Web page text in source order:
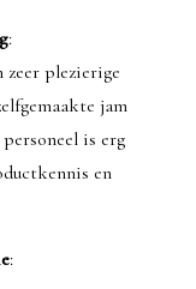
:
plezierige
jam
is erg
en
: